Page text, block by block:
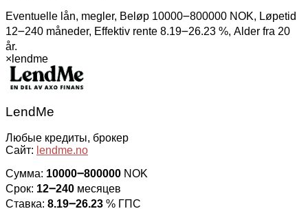
Eventuelle lån, megler, Beløp 10000౼800000 NOK, Løpetid
12౼240 måneder, Effektiv rente 8.19౼26.23 %, Alder fra 20
år.
× lendme
LendMe
Любые кредиты, брокер
Сайт: lendme.no
Сумма: 10000౼800000 NOK
Срок: 12౼240 месяцев
Ставка: 8.19౼26.23 % ГПС